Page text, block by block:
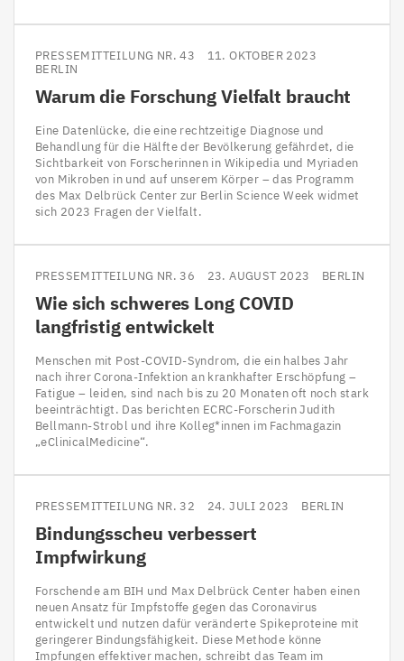
PRESSEMITTEILUNG NR. 43
11. OKTOBER 2023
BERLIN
Warum die Forschung Vielfalt braucht
Eine Datenlücke, die eine rechtzeitige Diagnose und
Behandlung für die Hälfte der Bevölkerung gefährdet, die
Sichtbarkeit von Forscherinnen in Wikipedia und Myriaden
von Mikroben in und auf unserem Körper – das Programm
des Max Delbrück Center zur Berlin Science Week widmet
sich 2023 Fragen der Vielfalt.
PRESSEMITTEILUNG NR. 36 23. AUGUST 2023 BERLIN
Wie sich schweres Long COVID
langfristig entwickelt
Menschen mit Post-COVID-Syndrom, die ein halbes Jahr
nach ihrer Corona-Infektion an krankhafter Erschöpfung –
Fatigue – leiden, sind nach bis zu 20 Monaten oft noch stark
beeinträchtigt. Das berichten ECRC-Forscherin Judith
Bellmann-Strobl und ihre Kolleg*innen im Fachmagazin
„eClinicalMedicine“.
PRESSEMITTEILUNG NR. 32 24. JULI 2023 BERLIN
Bindungsscheu verbessert
Impfwirkung
Forschende am BIH und Max Delbrück Center haben einen
neuen Ansatz für Impfstoffe gegen das Coronavirus
entwickelt und nutzen dafür veränderte Spikeproteine mit
geringerer Bindungsfähigkeit. Diese Methode könne
Impfungen effektiver machen, schreibt das Team im